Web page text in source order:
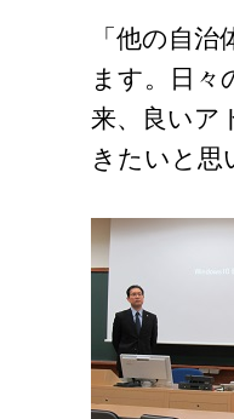
「他の自
ます。日々
来、良いア
きたいと思